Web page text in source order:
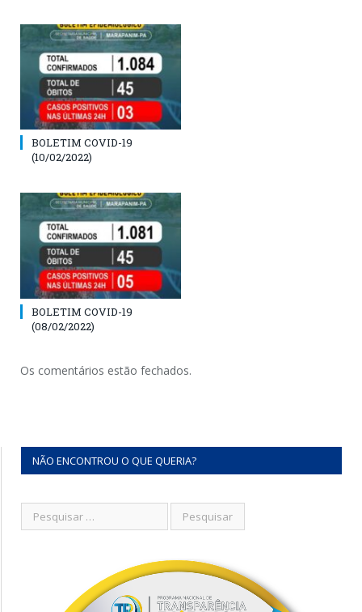
BOLETIM COVID-19
(10/02/2022)
BOLETIM COVID-19
(08/02/2022)
Os comentários estão fechados.
NÃO ENCONTROU O QUE QUERIA?